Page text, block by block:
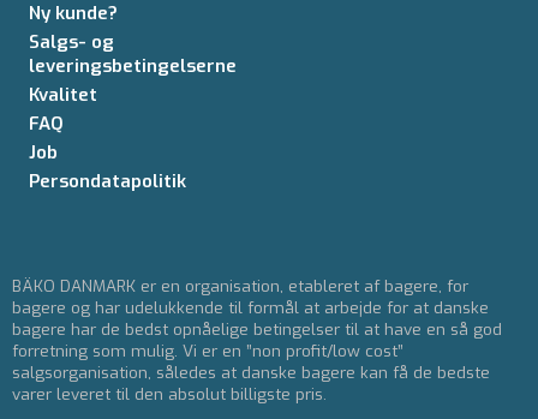
Ny kunde?
Salgs- og
leveringsbetingelserne
Kvalitet
FAQ
Job
Persondatapolitik
BÄKO DANMARK er en organisation, etableret af bagere, for
bagere og har udelukkende til formål at arbejde for at danske
bagere har de bedst opnåelige betingelser til at have en så god
forretning som mulig. Vi er en ”non profit/low cost”
salgsorganisation, således at danske bagere kan få de bedste
varer leveret til den absolut billigste pris.